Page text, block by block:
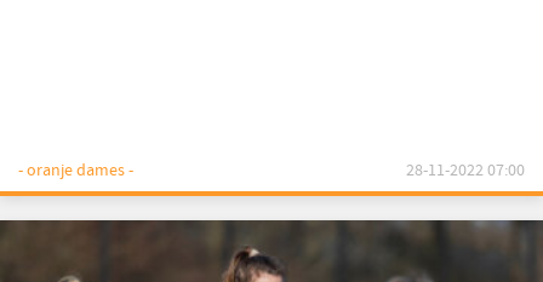
- oranje dames - 28-11-2022 07:00